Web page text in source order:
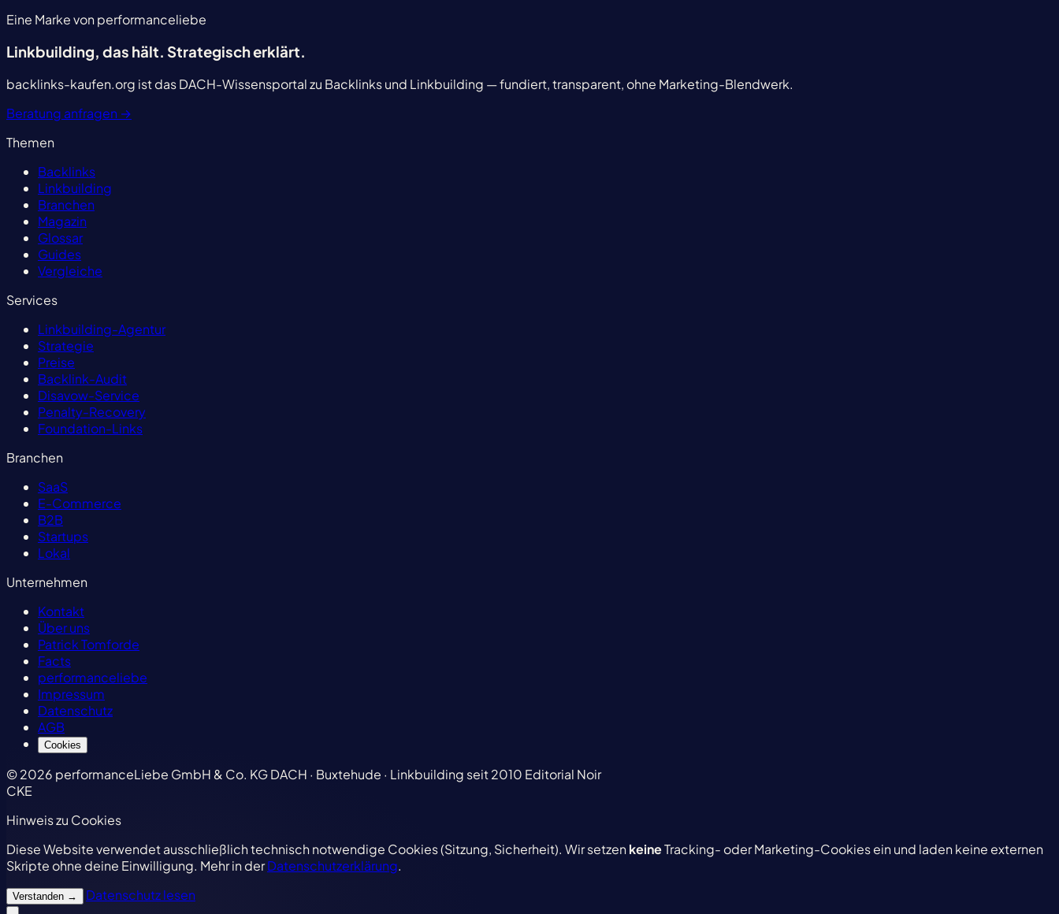
Eine Marke von performanceliebe
Linkbuilding, das hält. Strategisch erklärt.
backlinks-kaufen.org ist das DACH-Wissensportal zu Backlinks und Linkbuilding — fundiert, transparent, ohne Marketing-Blendwerk.
Beratung anfragen →
Themen
Backlinks
Linkbuilding
Branchen
Magazin
Glossar
Guides
Vergleiche
Services
Linkbuilding-Agentur
Strategie
Preise
Backlink-Audit
Disavow-Service
Penalty-Recovery
Foundation-Links
Branchen
SaaS
E-Commerce
B2B
Startups
Lokal
Unternehmen
Kontakt
Über uns
Patrick Tomforde
Facts
performanceliebe
Impressum
Datenschutz
AGB
Cookies
© 2026 performanceLiebe GmbH & Co. KGDACH · Buxtehude · Linkbuilding seit 2010 Editorial Noir
CKE
Hinweis zu Cookies
Diese Website verwendet ausschließlich technisch notwendige Cookies (Sitzung, Sicherheit). Wir setzenkeineTracking- oder Marketing-Cookies ein und laden keine externen
Skripte ohne deine Einwilligung. Mehr in derDatenschutzerklärung.
Verstanden → Datenschutz lesen